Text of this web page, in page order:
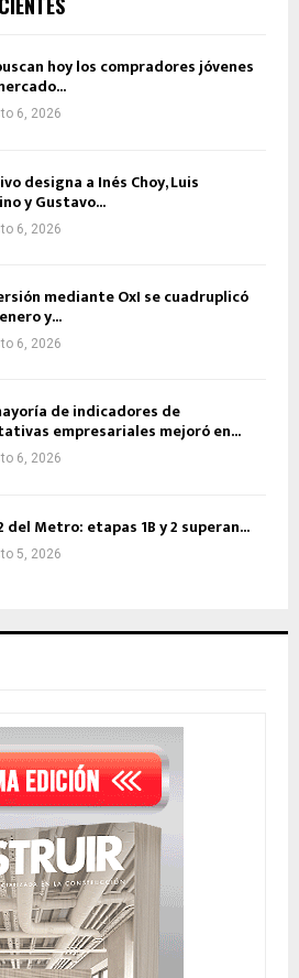
hoy los compradores jóvenes
6, 2026
designa a Inés Choy, Luis
y Gustavo...
6, 2026
mediante OxI se cuadruplicó
y...
6, 2026
de indicadores de
empresariales mejoró en...
6, 2026
del Metro: etapas 1B y 2 superan...
5, 2026